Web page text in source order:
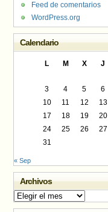
Feed de comentarios
WordPress.org
Calendario
L M X J
3
4 5 6
10
11 12 13
17
18 19 20
24
25 26 27
31
« Sep
Archivos
Archivos